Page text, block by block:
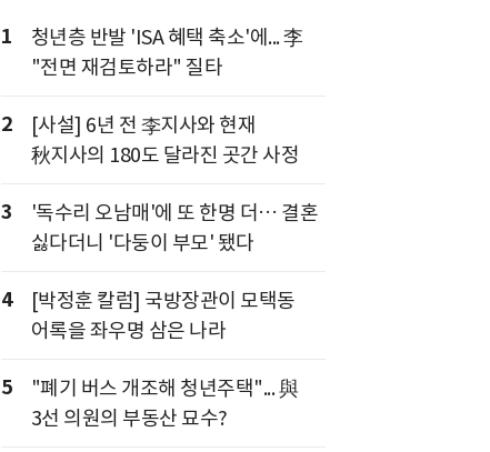
1
청년층 반발 'ISA 혜택 축소'에... 李
"전면 재검토하라" 질타
2
[사설] 6년 전 李지사와 현재
秋지사의 180도 달라진 곳간 사정
3
'독수리 오남매'에 또 한명 더… 결혼
싫다더니 '다둥이 부모' 됐다
4
[박정훈 칼럼] 국방장관이 모택동
어록을 좌우명 삼은 나라
5
"폐기 버스 개조해 청년주택"... 與
3선 의원의 부동산 묘수?